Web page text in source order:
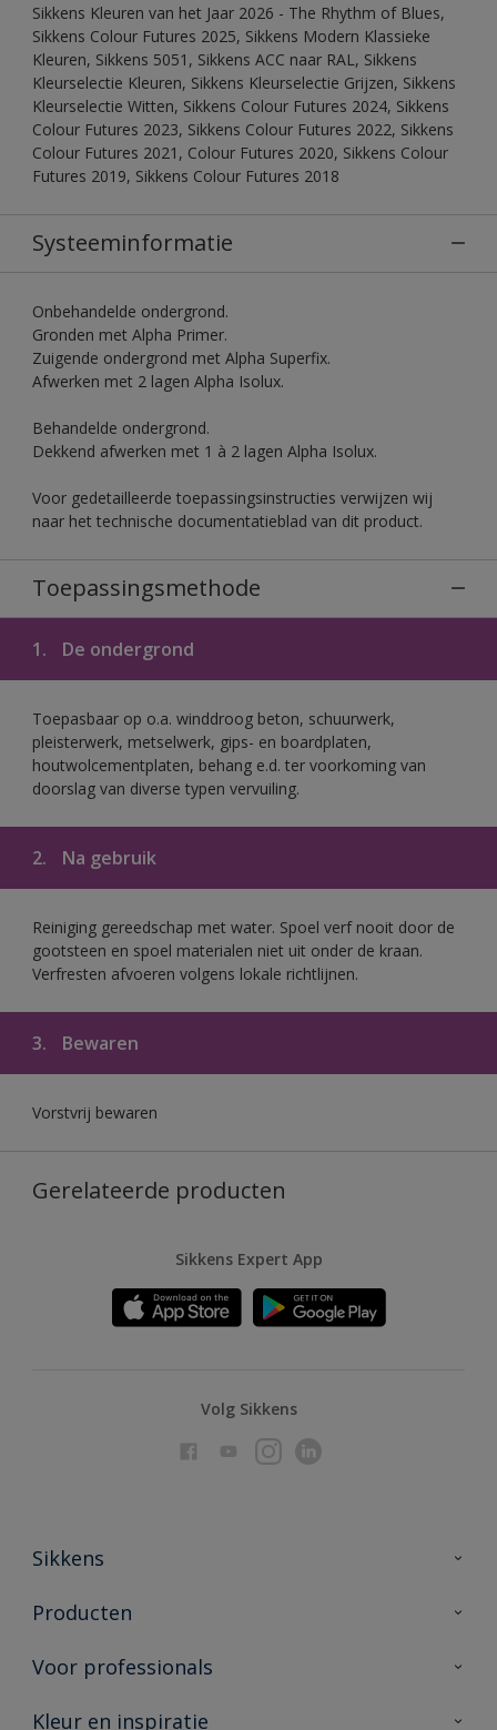
Sikkens Kleuren van het Jaar 2026 - The Rhythm of Blues,
Sikkens Colour Futures 2025, Sikkens Modern Klassieke
Kleuren, Sikkens 5051, Sikkens ACC naar RAL, Sikkens
Kleurselectie Kleuren, Sikkens Kleurselectie Grijzen, Sikkens
Kleurselectie Witten, Sikkens Colour Futures 2024, Sikkens
Colour Futures 2023, Sikkens Colour Futures 2022, Sikkens
Colour Futures 2021, Colour Futures 2020, Sikkens Colour
Futures 2019, Sikkens Colour Futures 2018
Systeeminformatie
Onbehandelde ondergrond.
Gronden met Alpha Primer.
Zuigende ondergrond met Alpha Superfix.
Afwerken met 2 lagen Alpha Isolux.
Behandelde ondergrond.
Dekkend afwerken met 1 à 2 lagen Alpha Isolux.
Voor gedetailleerde toepassingsinstructies verwijzen wij
naar het technische documentatieblad van dit product.
Toepassingsmethode
1. De ondergrond
Toepasbaar op o.a. winddroog beton, schuurwerk,
pleisterwerk, metselwerk, gips- en boardplaten,
houtwolcementplaten, behang e.d. ter voorkoming van
doorslag van diverse typen vervuiling.
2. Na gebruik
Reiniging gereedschap met water. Spoel verf nooit door de
gootsteen en spoel materialen niet uit onder de kraan.
Verfresten afvoeren volgens lokale richtlijnen.
3. Bewaren
Vorstvrij bewaren
Gerelateerde producten
Sikkens Expert App
Volg Sikkens
Sikkens
Over Sikkens
Duurzaamheid
Producten
Producten voor binnen
Vind je verkooppunt
Voor professionals
Advies & service
Kleur en inspiratie